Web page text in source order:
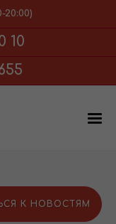
20:00)
10
К НОВОСТЯМ